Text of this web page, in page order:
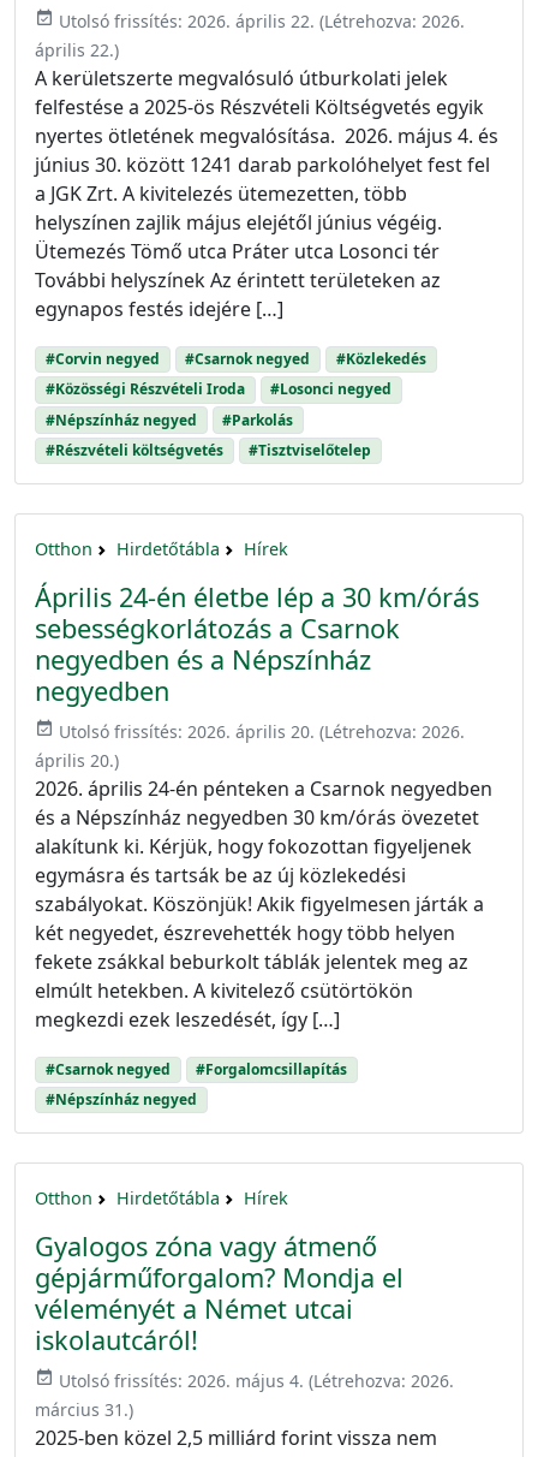
event_available Utolsó frissítés: 2026. április 22. (Létrehozva: 2026.
április 22.)
A kerületszerte megvalósuló útburkolati jelek
felfestése a 2025-ös Részvételi Költségvetés egyik
nyertes ötletének megvalósítása. 2026. május 4. és
június 30. között 1241 darab parkolóhelyet fest fel
a JGK Zrt. A kivitelezés ütemezetten, több
helyszínen zajlik május elejétől június végéig.
Ütemezés Tömő utca Práter utca Losonci tér
További helyszínek Az érintett területeken az
egynapos festés idejére […]
#Corvin negyed #Csarnok negyed
#Közlekedés
#Közösségi Részvételi Iroda
#Losonci negyed
#Népszínház negyed
#Parkolás
#Részvételi költségvetés
#Tisztviselőtelep
Otthon Hirdetőtábla Hírek
Április 24-én életbe lép a 30 km/órás
sebességkorlátozás a Csarnok
negyedben és a Népszínház
negyedben
event_available Utolsó frissítés: 2026. április 20. (Létrehozva: 2026.
április 20.)
2026. április 24-én pénteken a Csarnok negyedben
és a Népszínház negyedben 30 km/órás övezetet
alakítunk ki. Kérjük, hogy fokozottan figyeljenek
egymásra és tartsák be az új közlekedési
szabályokat. Köszönjük! Akik figyelmesen járták a
két negyedet, észrevehették hogy több helyen
fekete zsákkal beburkolt táblák jelentek meg az
elmúlt hetekben. A kivitelező csütörtökön
megkezdi ezek leszedését, így […]
#Csarnok negyed
#Forgalomcsillapítás
#Népszínház negyed
Otthon Hirdetőtábla Hírek
Gyalogos zóna vagy átmenő
gépjárműforgalom? Mondja el
véleményét a Német utcai
iskolautcáról!
event_available Utolsó frissítés: 2026. május 4. (Létrehozva: 2026.
március 31.)
2025-ben közel 2,5 milliárd forint vissza nem